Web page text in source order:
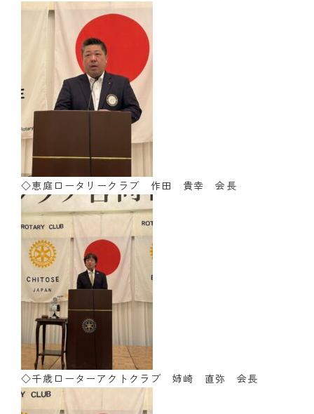
◇恵庭ロータリークラブ 作田 貴幸 会長
◇千歳ローターアクトクラブ 姉崎 直弥 会長